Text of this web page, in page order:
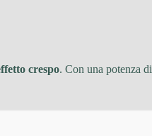
crespo. Con una potenza di